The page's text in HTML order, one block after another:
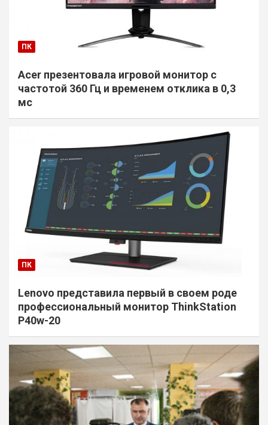
ПК
Acer презентовала игровой монитор с
частотой 360 Гц и временем отклика в 0,3
мс
ПК
Lenovo представила первый в своем роде
профессиональный монитор ThinkStation
P40w-20